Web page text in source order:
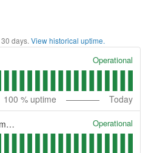
30 days. View historical uptime.
Operational
100 % uptime Today
Management Portal (example) Operational